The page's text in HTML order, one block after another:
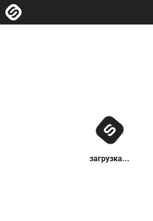
загрузка...